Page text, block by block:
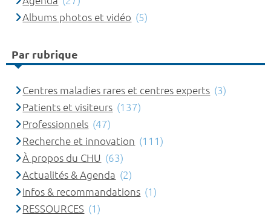
Albums photos et vidéo (5)
Par rubrique
Centres maladies rares et centres experts (3)
Patients et visiteurs (137)
Professionnels (47)
Recherche et innovation (111)
À propos du CHU (63)
Actualités & Agenda (2)
Infos & recommandations (1)
RESSOURCES (1)